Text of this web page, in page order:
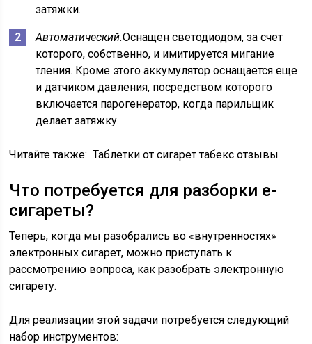
затяжки.
Автоматический.Оснащен светодиодом, за счет
которого, собственно, и имитируется мигание
тления. Кроме этого аккумулятор оснащается еще
и датчиком давления, посредством которого
включается парогенератор, когда парильщик
делает затяжку.
Читайте также: Таблетки от сигарет табекс отзывы
Что потребуется для разборки е-
сигареты?
Теперь, когда мы разобрались во «внутренностях»
электронных сигарет, можно приступать к
рассмотрению вопроса, как разобрать электронную
сигарету.
Для реализации этой задачи потребуется следующий
набор инструментов: